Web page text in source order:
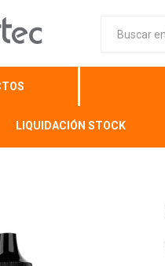
LIQUIDACIÓN STOCK